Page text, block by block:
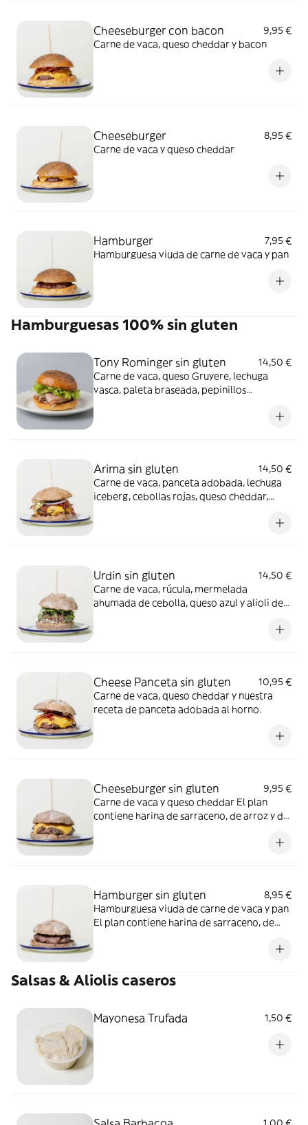
Cheeseburger con bacon
9,95 €
Carne de vaca, queso cheddar y bacon
Cheeseburger
8,95 €
Carne de vaca y queso cheddar
Hamburger
7,95 €
Hamburguesa viuda de carne de vaca y pan
Hamburguesas 100% sin gluten
Tony Rominger sin gluten
14,50 €
Carne de vaca, queso Gruyere, lechuga
vasca, paleta braseada, pepinillos
contiene harina de sarraceno, de arroz y de
Arima sin gluten
14,50 €
Carne de vaca, panceta adobada, lechuga
iceberg, cebollas rojas, queso cheddar,
contiene harina de sarraceno, de arroz y de
Urdin sin gluten
14,50 €
Carne de vaca, rúcula, mermelada
ahumada de cebolla, queso azul y alioli de
harina de arroz y harina de legumbre. Las
Cheese Panceta sin gluten
10,95 €
Carne de vaca, queso cheddar y nuestra
receta de panceta adobada al horno.
Cheeseburger sin gluten
9,95 €
Carne de vaca y queso cheddar El plan
contiene harina de sarraceno, de arroz y de
pueden contener gluten o trazas de gluten.
Hamburger sin gluten
8,95 €
Hamburguesa viuda de carne de vaca y pan
El plan contiene harina de sarraceno, de
sección pueden contener gluten o trazas de
Salsas & Aliolis caseros
Mayonesa Trufada 1,50 €